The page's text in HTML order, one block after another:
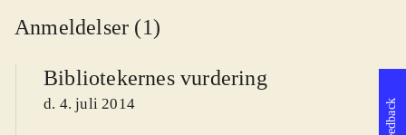
Anmeldelser (1)
Bibliotekernes vurdering
d. 4. juli 2014 Feedback